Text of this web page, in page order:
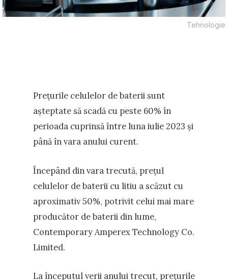
Tehnologie
Prețurile celulelor de baterii sunt
așteptate să scadă cu peste 60% în
perioada cuprinsă între luna iulie 2023 și
până în vara anului curent.
Începând din vara trecută, prețul
celulelor de baterii cu litiu a scăzut cu
aproximativ 50%, potrivit celui mai mare
producător de baterii din lume,
Contemporary Amperex Technology Co.
Limited.
La începutul verii anului trecut, prețurile